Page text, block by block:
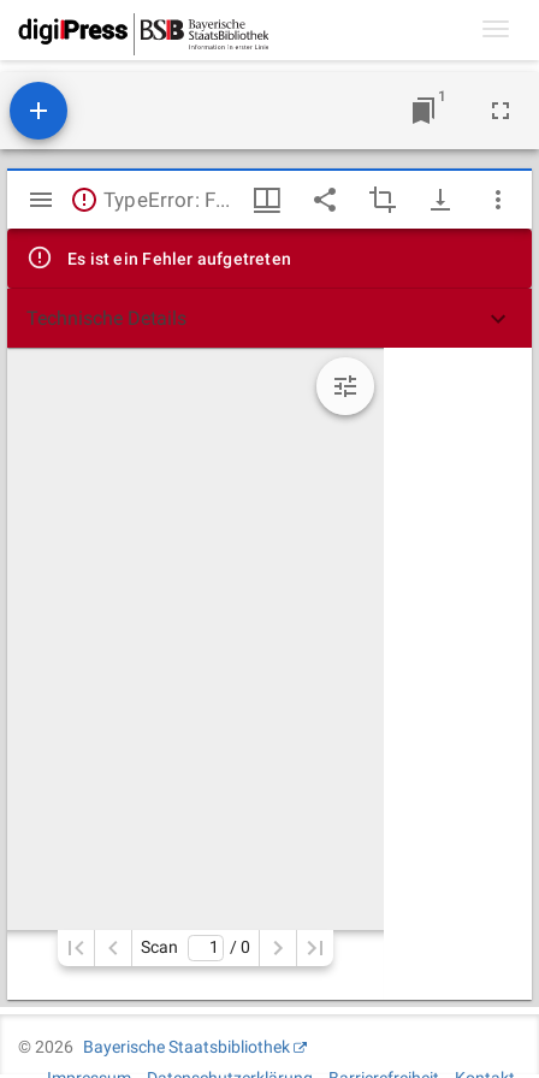
1
Mirador
Viewer
TypeError: Failed to fetch
Es ist ein Fehler aufgetreten
Technische Details
Scan / 0
©2026
Bayerische Staatsbibliothek